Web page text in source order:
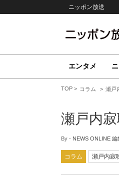
ニッポン放送
エンタメ
TOP コラム 瀬戸
瀬戸内
By - NEWS ONLINE 編
コラム 瀬戸内寂